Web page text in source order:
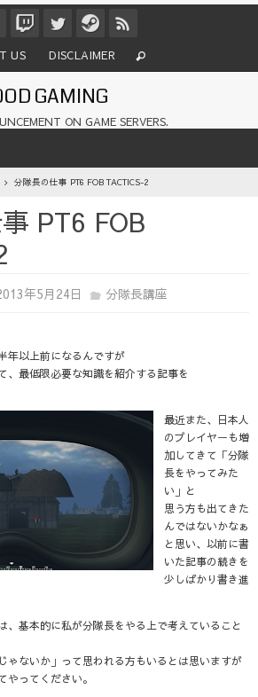
US DISCLAIMER
GAMING
ON GAME SERVERS.
分隊長の仕事 PT6 FOB TACTICS-2
PT6 FOB
年5月24日 分隊長講座
年以上前になるんですが
、最低限必要な知識を紹介する記事を
最近また、日本人
のプレイヤーも増
加してきて「分隊
長をやってみた
い」と
思う方も出てきた
んではないかなぁ
と思い、以前に書
いた記事の続きを
少しばかり書き進
、基本的に私が分隊長をやる上で考えていること
ゃないか」って思われる方もいるとは思いますが
やってください。